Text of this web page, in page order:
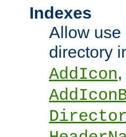
Indexes
Allow use
directory
AddIcon,